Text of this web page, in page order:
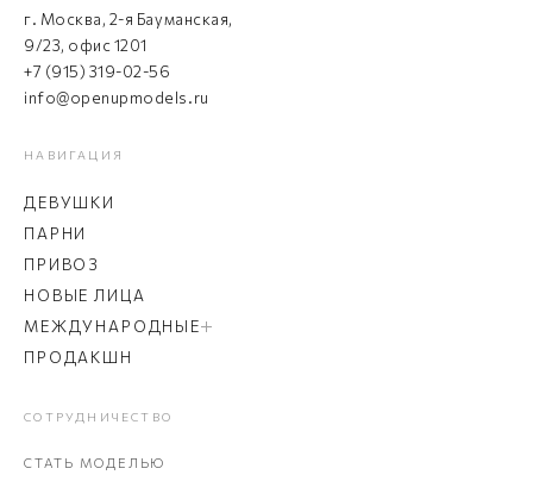
г. Москва, 2-я Бауманская,
9/23, офис 1201
+7 (915) 319-02-56
info@openupmodels.ru
НАВИГАЦИЯ
ДЕВУШКИ
ПАРНИ
ПРИВОЗ
НОВЫЕ ЛИЦА
МЕЖДУНАРОДНЫЕ
ПРОДАКШН
СОТРУДНИЧЕСТВО
СТАТЬ МОДЕЛЬЮ